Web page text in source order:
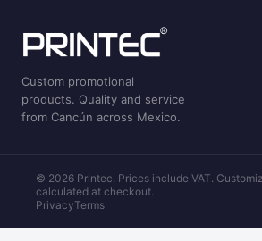
Custom promotional
products. Quality and service
from Cancún across Mexico.
© 2026 Printec. Prices include VAT.
calculated at checkout.
PrivacyTerms